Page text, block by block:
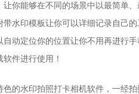
你能够在不同的场景中以最简单
水印模板让你可以详细记录自己
动定位你的位置让你不用再进行
件进行使用！
的水印拍照打卡相机软件，一经